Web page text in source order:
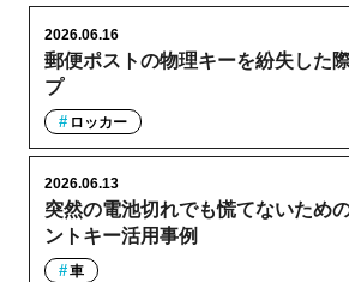
郵便ポストの物理キーを紛失した
プ
2026.06.16
ロッカー
突然の電池切れでも慌てないため
ントキー活用事例
2026.06.13
車